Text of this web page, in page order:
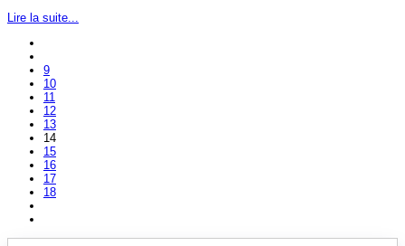
Lire la suite...
9
10
11
12
13
14
15
16
17
18